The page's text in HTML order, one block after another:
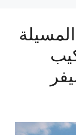
تركيب